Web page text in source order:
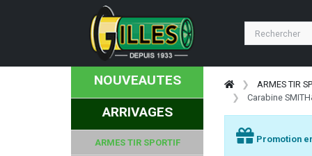
NOUVEAUTES
ARRIVAGES
ARMES TIR SPORTIF
ARMES TIR
Carabine
Promotion